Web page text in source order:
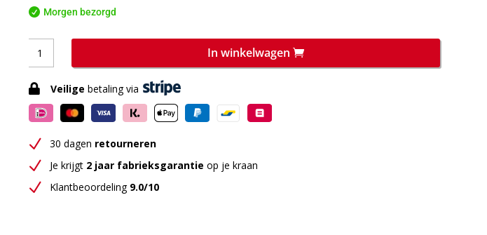
 Morgen bezorgd
1
Hoekig
-
Chroom
aantal
In winkelwagen
 Veilige betaling via
N 30 dagen retourneren
N Je krijgt 2 jaar fabrieksgarantie op je kraan
N Klantbeoordeling 9.0/10